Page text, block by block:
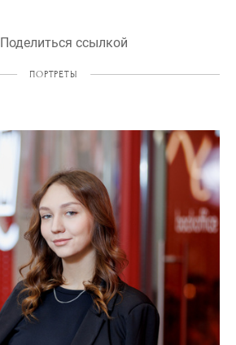
Поделиться ссылкой
ПОРТРЕТЫ